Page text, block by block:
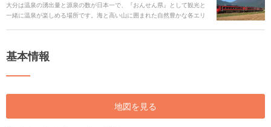
大分は温泉の湧出量と源泉の数が日本一で、『おんせん県』として観光と
一緒に温泉が楽しめる場所です。海と高い山に囲まれた自然豊かな各エリ
う。 今回は、見どころや有名な観光スポットからご当地グルメ、アクセス
いたします！
基本情報
地図を見る